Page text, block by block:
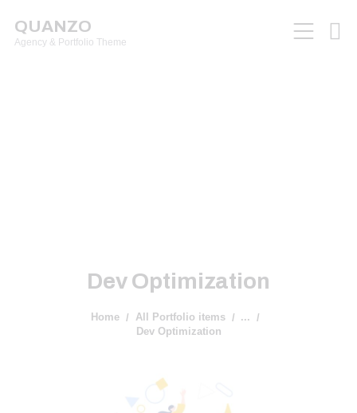
QUANZO
Agency & Portfolio Theme
Dev Optimization
Home All Portfolio items
...
Dev Optimization